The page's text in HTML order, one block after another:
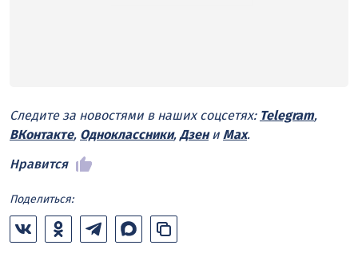
Следите за новостями в наших соцсетях: Telegram,
ВКонтакте, Одноклассники, Дзени Max.
Нравится
Поделиться: